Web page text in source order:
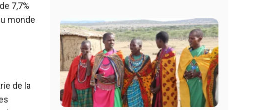
7,7%
monde
de la